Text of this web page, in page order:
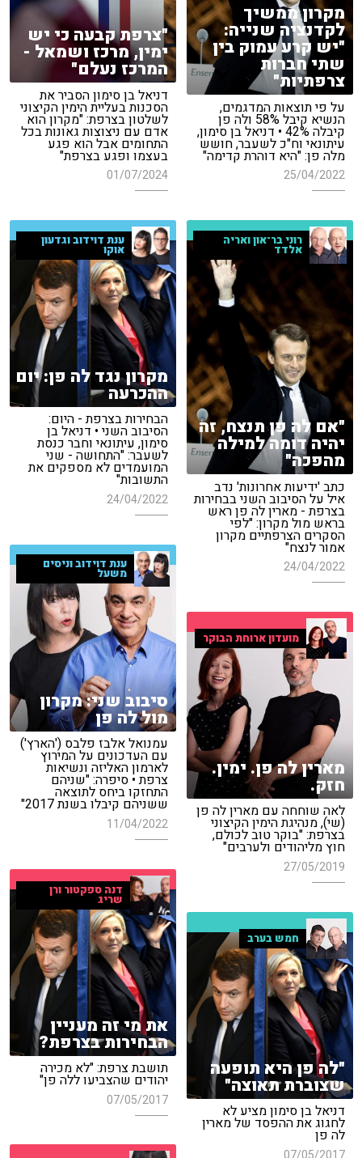
"צרפת קבעה כי יש
ימין, מרכז ושמאל -
המרכז נעלם"
דניאל בן סימון הסביר את
הסכנות בעליית הימין הקיצוני
לשלטון בצרפת: "מקרון הוא
אדם עם ניצוצות גאונות בכל
התחומים אבל הוא פגע
בעצמו ופגע בצרפת"
01/07/2024
מקרון ממשיך
לקדנציה שנייה:
"יש קרע עמוק בין
שתי חברות
צרפתיות"
על פי תוצאות המדגמים,
הנשיא קיבל 58% ולה פן
קיבלה 42% • דניאל בן סימון,
עיתונאי וח"כ לשעבר, חושש
מלה פן: "היא דוהרת קדימה"
25/04/2022
רוני בר־און ואריה
אלדד
"אם לה פן תנצח, זה
יהיה דומה למילה
מהפכה"
כתב 'ידיעות אחרונות' נדב
איל על הסיבוב השני בבחירות
בצרפת - מארין לה פן ראש
בראש מול מקרון: "לפי
הסקרים הצרפתיים מקרון
אמור לנצח"
24/04/2022
ענת דוידוב וגדעון
אוקו
מקרון נגד לה פן: יום
ההכרעה
הבחירות בצרפת - היום:
הסיבוב השני • דניאל בן
סימון, עיתונאי וחבר כנסת
לשעבר: "התחושה - שני
המועמדים לא מספקים את
התשובות"
24/04/2022
ענת דוידוב וניסים
משעל
סיבוב שני: מקרון
מול לה פן
עמנואל אלבז פלבס ('הארץ')
עם העדכונים על המירוץ
לארמון האליזה ונשיאות
צרפת • סיפרה: "שניהם
התחזקו ביחס לתוצאה
ששניהם קיבלו בשנת 2017"
11/04/2022
מועדון ארוחת הבוקר
מארין לה פן. ימין.
חזק.
לאה שוחחה עם מארין לה פן
(שי), מנהיגת הימין הקיצוני
בצרפת: "בוקר טוב לכולם,
חוץ מליהודים ולערבים"
27/05/2019
דנה ספקטור ורן
שריג
את מי זה מעניין
הבחירות בצרפת?
תושבת צרפת: "לא מכירה
יהודים שהצביעו ללה פן"
07/05/2017
חמש בערב
"לה פן היא תופעה
שצוברת תאוצה"
דניאל בן סימון מציע לא
לחגוג את ההפסד של מארין
לה פן